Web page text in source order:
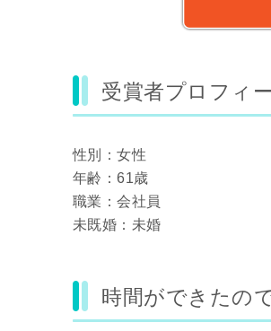
受賞者プロフィ
性別：女性
年齢：61歳
職業：会社員
未既婚：未婚
時間ができたの